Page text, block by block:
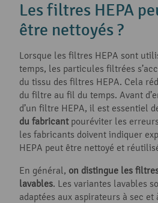
Les filtres HEPA
être nettoyés ?
Lorsque les filtres HEPA sont
temps, les particules filtrées
du tissu des filtres HEPA. Cela
du filtre au fil du temps. Avant
d’un filtre HEPA, il est essentiel
du fabricant pouréviter les
les fabricants doivent indiquer
HEPA peut être nettoyé et
En général, on distingue les
lavables. Les variantes lavables
adaptées aux aspirateurs à sec et